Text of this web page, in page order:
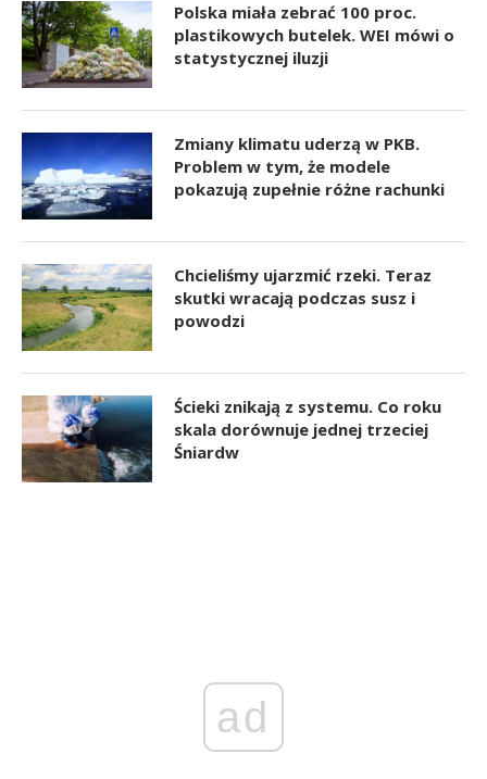
Polska miała zebrać 100 proc.
plastikowych butelek. WEI mówi o
statystycznej iluzji
Zmiany klimatu uderzą w PKB.
Problem w tym, że modele
pokazują zupełnie różne rachunki
Chcieliśmy ujarzmić rzeki. Teraz
skutki wracają podczas susz i
powodzi
Ścieki znikają z systemu. Co roku
skala dorównuje jednej trzeciej
Śniardw
ad